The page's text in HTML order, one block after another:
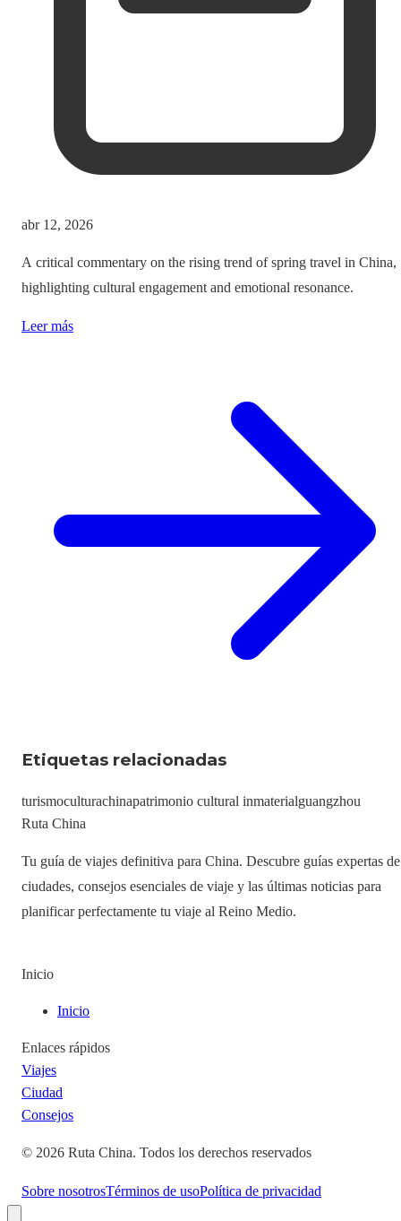
abr 12, 2026
A critical commentary on the rising trend of spring travel in China,
highlighting cultural engagement and emotional resonance.
Leer más
Etiquetas relacionadas
turismoculturachinapatrimonio cultural inmaterialguangzhou
Ruta China
Tu guía de viajes definitiva para China. Descubre guías expertas de
ciudades, consejos esenciales de viaje y las últimas noticias para
planificar perfectamente tu viaje al Reino Medio.
Inicio
Inicio
Enlaces rápidos
Viajes
Ciudad
Consejos
© 2026 Ruta China. Todos los derechos reservados
Sobre nosotrosTérminos de usoPolítica de privacidad